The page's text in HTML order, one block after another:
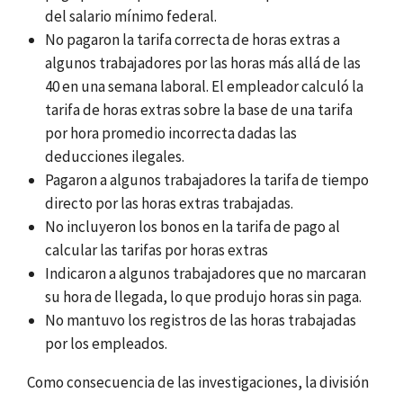
del salario mínimo federal.
No pagaron la tarifa correcta de horas extras a
algunos trabajadores por las horas más allá de las
40 en una semana laboral. El empleador calculó la
tarifa de horas extras sobre la base de una tarifa
por hora promedio incorrecta dadas las
deducciones ilegales.
Pagaron a algunos trabajadores la tarifa de tiempo
directo por las horas extras trabajadas.
No incluyeron los bonos en la tarifa de pago al
calcular las tarifas por horas extras
Indicaron a algunos trabajadores que no marcaran
su hora de llegada, lo que produjo horas sin paga.
No mantuvo los registros de las horas trabajadas
por los empleados.
Como consecuencia de las investigaciones, ladivisión